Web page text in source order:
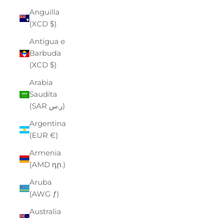
Anguilla
(XCD $)
Antigua e
Barbuda
(XCD $)
Arabia
Saudita
(SAR ر.س)
Argentina
(EUR €)
Armenia
(AMD դր.)
Aruba
(AWG ƒ)
Australia